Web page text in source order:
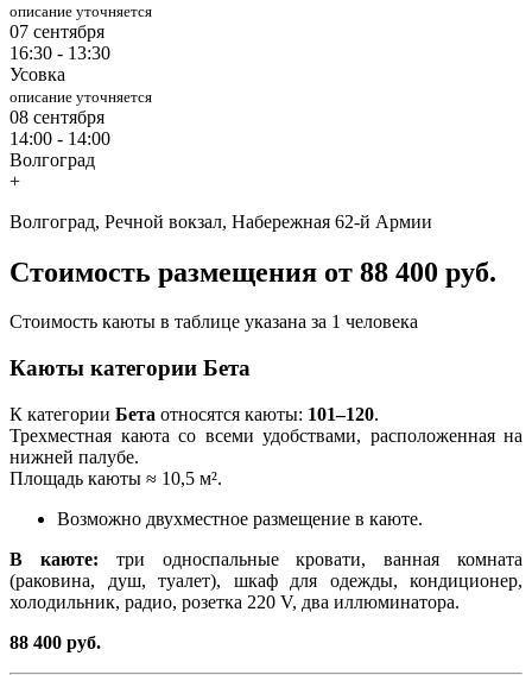
описание уточняется
07 сентября
16:30 - 13:30
Усовка
описание уточняется
08 сентября
14:00 - 14:00
Волгоград
+
Волгоград, Речной вокзал, Набережная 62-й Армии
Стоимость размещения от 88 400 руб.
Стоимость каюты в таблице указана за 1 человека
Каюты категории Бета
К категории Бета относятся каюты: 101–120.
Трехместная каюта со всеми удобствами, расположенная на
нижней палубе.
Площадь каюты ≈ 10,5 м².
Возможно двухместное размещение в каюте.
В каюте: три односпальные кровати, ванная комната
(раковина, душ, туалет), шкаф для одежды, кондиционер,
холодильник, радио, розетка 220 V, два иллюминатора.
88 400 руб.